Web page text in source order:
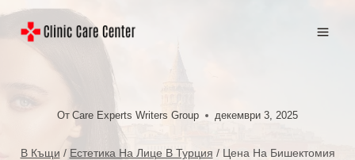
Към
съдържанието
От Care Experts Writers Group декември 3, 2025
В Къщи / Естетика На Лице В Турция / Цена На Бишектомия